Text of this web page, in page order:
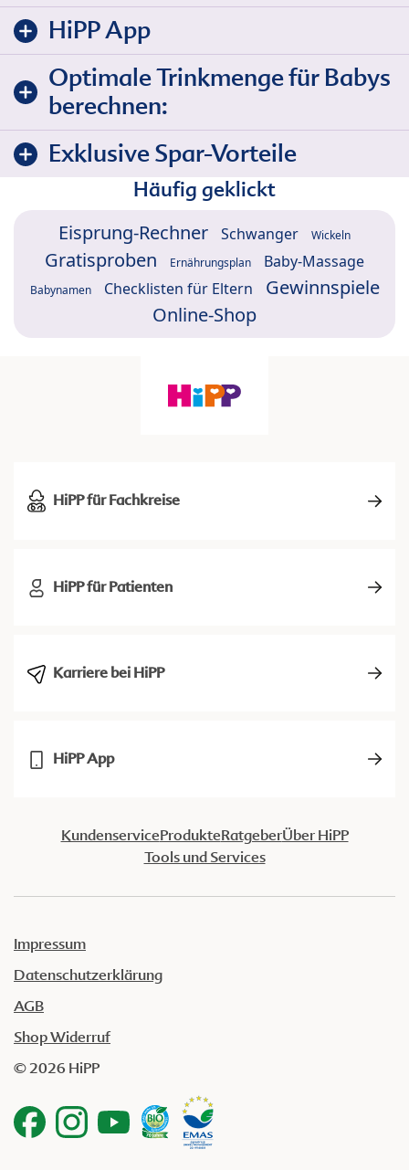
HiPP App
Optimale Trinkmenge für Babys
berechnen:
Exklusive Spar-Vorteile
Häufig geklickt
Eisprung-Rechner Schwanger Wickeln
Gratisproben Ernährungsplan Baby-Massage
Babynamen Checklisten für Eltern
Gewinnspiele
Online-Shop
HiPP für Fachkreise
HiPP für Patienten
Karriere bei HiPP
HiPP App
KundenserviceProdukteRatgeberÜber HiPP
Tools und Services
Impressum
Datenschutzerklärung
AGB
Shop Widerruf
© 2026 HiPP